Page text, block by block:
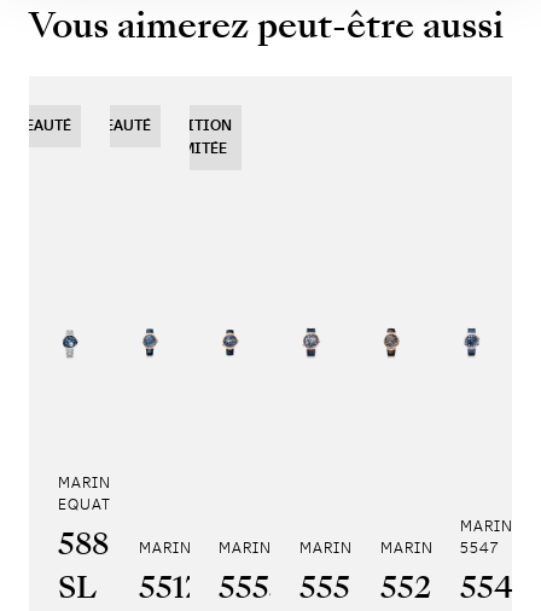
Vous aimerez peut-être aussi
MARINE TOURBILLON
EQUATION MARCHANTE 5887
5887PT/YS/PW0
SL
MARINE 5517
5517BR/Y2/9ZU
NOUVEAUTÉ
MARINE HORA MUNDI 5555
5555BH/YS/9WV
NOUVEAUTÉ
EDITION
LIMITÉE
MARINE HORA MUNDI 5557
5557BR/YS/
MARINE
5527BR/
MARINE
5547